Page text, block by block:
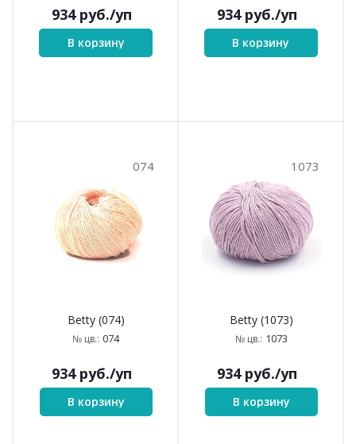
934руб./уп
В корзину
934руб./уп
В корзину
074
Betty (074)
№ цв.: 074
934руб./уп
В корзину
1073
Betty (1073)
№ цв.: 1073
934руб./уп
В корзину